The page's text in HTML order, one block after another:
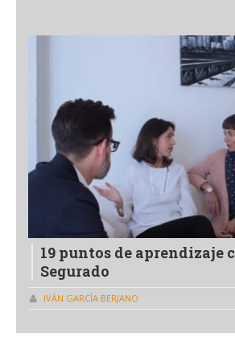
19 puntos de aprendizaje
Segurado
IVÁN GARCÍA BERJANO